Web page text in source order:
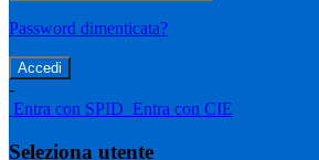
Password dimenticata?
-
Entra con SPID Entra con CIE
Seleziona utente